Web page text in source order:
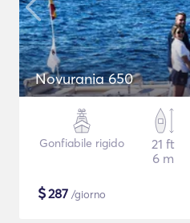
Novurania 650
Gonfiabile rigido
21 ft
6 m
$287 /giorno